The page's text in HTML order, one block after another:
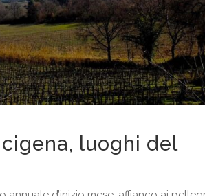
luoghi del